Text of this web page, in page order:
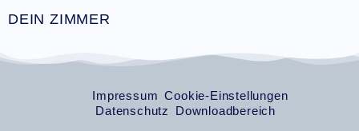
DEIN ZIMMER
Impressum Cookie-Einstellungen
Datenschutz
Downloadbereich